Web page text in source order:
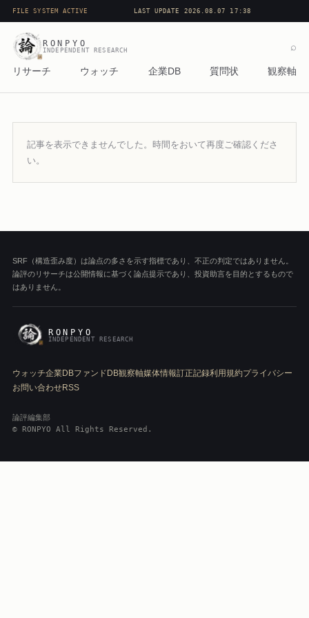
FILE SYSTEM ACTIVE LAST UPDATE 2026.08.07 17:38
RONPYO
INDEPENDENT RESEARCH
リサーチ ウォッチ 企業DB 質問状 観察軸
⌕
記事を表示できませんでした。時間をおいて再度ご確認くださ
い。
SRF（構造歪み度）は論点の多さを示す指標であり、不正の判定ではありません。
論評のリサーチは公開情報に基づく論点提示であり、投資助言を目的とするもので
はありません。
RONPYO
INDEPENDENT RESEARCH
ウォッチ企業DBファンドDB観察軸媒体情報訂正記録利用規約プライバシー
お問い合わせRSS
論評編集部
© RONPYO All Rights Reserved.